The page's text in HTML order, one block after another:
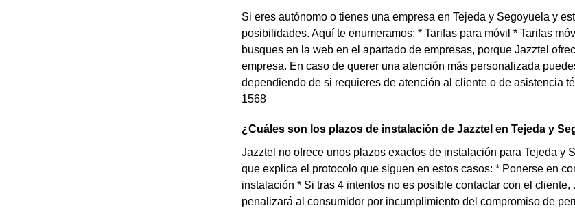
Si eres autónomo o tienes una empresa en Tejeda y Segoyuela y
posibilidades. Aquí te enumeramos: * Tarifas para móvil * Tarifas
busques en la web en el apartado de empresas, porque Jazztel
empresa. En caso de querer una atención más personalizada
dependiendo de si requieres de atención al cliente o de asistencia
1568
¿Cuáles son los plazos de instalación de Jazztel en Tejeda y
Jazztel no ofrece unos plazos exactos de instalación para Tejeda y
que explica el protocolo que siguen en estos casos: * Ponerse en
instalación * Si tras 4 intentos no es posible contactar con el
penalizará al consumidor por incumplimiento del compromiso de